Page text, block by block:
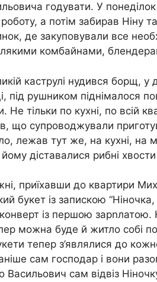
годувати. У
а потім забирав Ніну
де закуповували все
комбайнами,
каструлі нудився борщ, у
під рушником піднімалося
Не тільки по кухні, по всій
що супроводжували
лежав тут же, на кухні, на
діставалися рибні хвости
приїхавши до квартири
букет із запискою
із першою зарnлатою.
можна буде й житло собі
тепер з’являлися до
сам господар і вони
Васильович сам відвіз